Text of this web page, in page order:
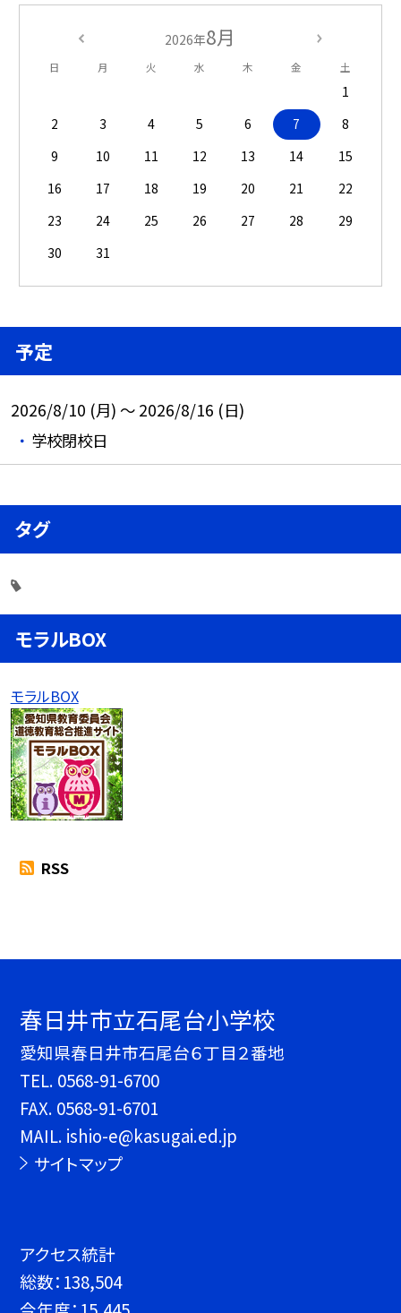
2026年8月
日 月 火 水 木 金 土
1
2
3 4 5 6 7
8
9
10 11 12 13 14
15
16
17 18 19 20 21
22
23
24 25 26 27 28
29
30
31
予定
2026/8/10 (月) ～ 2026/8/16 (日)
学校閉校日
タグ
モラルBOX
モラルBOX
RSS
春日井市立石尾台小学校
愛知県春日井市石尾台６丁目２番地
TEL. 0568-91-6700
FAX. 0568-91-6701
MAIL. ishio-e@kasugai.ed.jp
サイトマップ
アクセス統計
総数： 138,504